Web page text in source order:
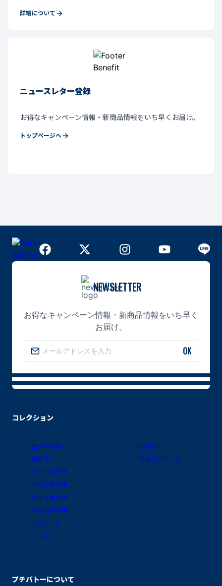
詳細について
ニュースレター登録
お得なキャンペーン情報・新商品情報をいち早くお届け。
トップページへ
コレクション
全ての商品
新生児
ベビー女の子
ベビー男の子
キッズ女の子
キッズ男の子
レディース
メンズ
出産祝い
総合ランキング
プチバトーについて
NEWSLETTER
お得なキャンペーン情報・新商品情報をいち早く
お届け。
OK